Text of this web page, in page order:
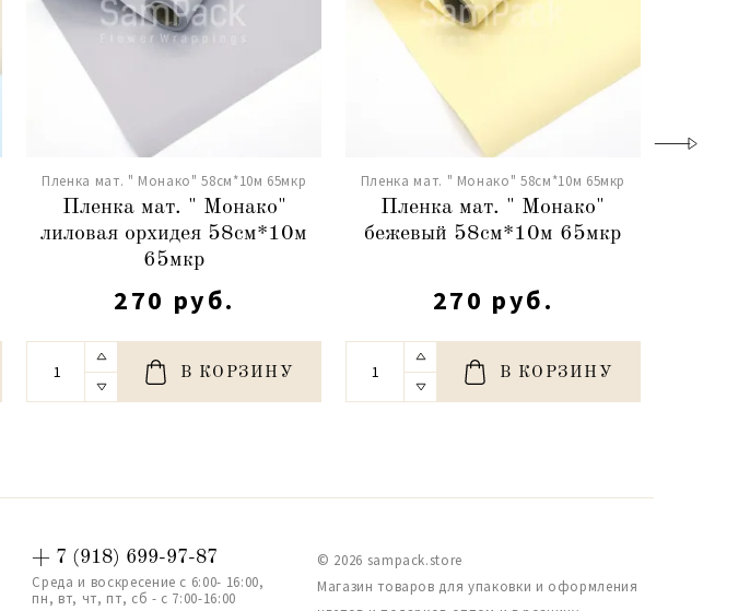
Пленка мат. " Монако" 58см*10м 65мкр
Пленка мат. " Монако"
лиловая орхидея 58см*10м
65мкр
270 руб.
В КОРЗИНУ
Пленка мат. " Монако" 58см*10м 65мкр
Пленка мат. " Монако"
бежевый 58см*10м 65мкр
270 руб.
В КОРЗИНУ
+ 7 (918) 699-97-87
Среда и воскресение с 6:00- 16:00,
пн, вт, чт, пт, сб - с 7:00-16:00
© 2026 sampack.store
Магазин товаров для упаковки и оформления